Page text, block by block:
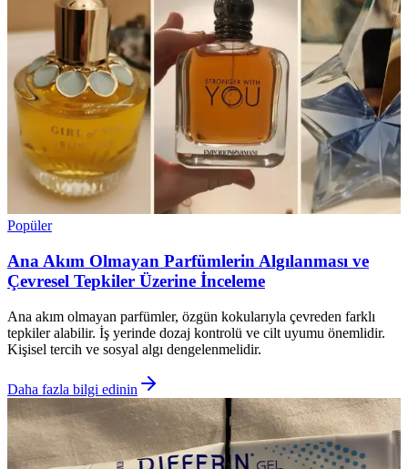
Popüler
Ana Akım Olmayan Parfümlerin Algılanması ve
Çevresel Tepkiler Üzerine İnceleme
Ana akım olmayan parfümler, özgün kokularıyla çevreden farklı
tepkiler alabilir. İş yerinde dozaj kontrolü ve cilt uyumu önemlidir.
Kişisel tercih ve sosyal algı dengelenmelidir.
Daha fazla bilgi edinin